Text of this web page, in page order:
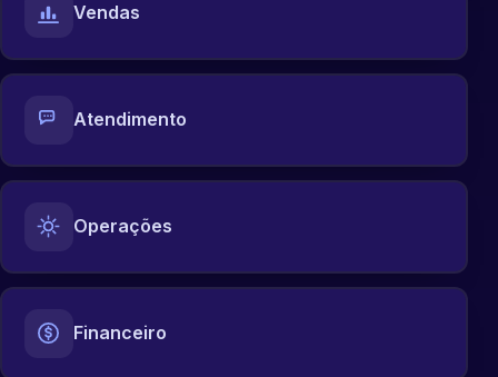
Vendas
Atendimento
Operações
Financeiro